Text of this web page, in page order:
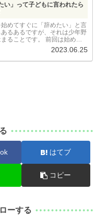
い」って子どもに言われたら
めてすぐに「辞めたい」と言
るあるですが、それは少年野
ることです。 前回は始めて
たいと言い出したうちの子の話
うちのチームでもう何年も野球
た...
2023.06.25
はてブ
コピー
ーする